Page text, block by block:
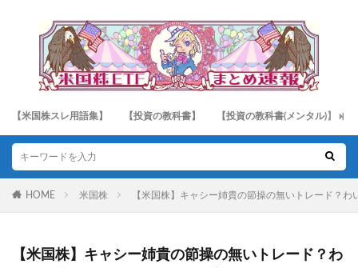
【米国株スレ用語集】 【投資の教科書】 【投資の教科書(メンタル)】
HOME 米国株 【米国株】キャシー姉貴の節操の無いトレード？わ
【米国株】キャシー姉貴の節操の無いトレード？わ